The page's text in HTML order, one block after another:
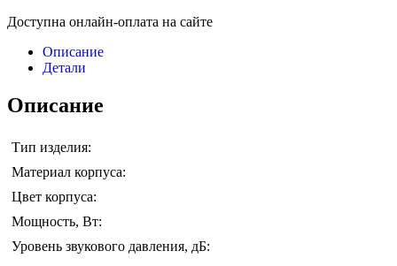
Доступна онлайн-оплата на сайте
Описание
Детали
Описание
Тип изделия:
Материал корпуса:
Цвет корпуса:
Мощность, Вт:
Уровень звукового давления, дБ: